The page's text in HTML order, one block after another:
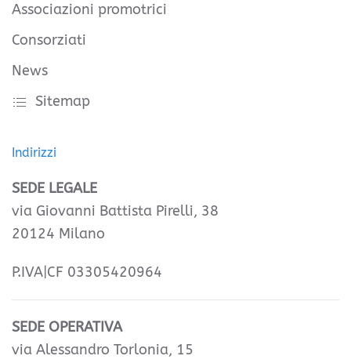
Associazioni promotrici
Consorziati
News
Sitemap
Indirizzi
SEDE LEGALE
via Giovanni Battista Pirelli, 38
20124 Milano
P.IVA|CF 03305420964
SEDE OPERATIVA
via Alessandro Torlonia, 15